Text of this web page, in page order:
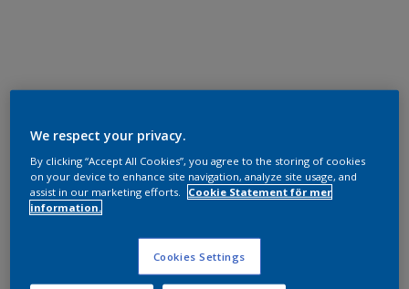
We respect your privacy.
By clicking “Accept All Cookies”, you agree to the storing of cookies
on your device to enhance site navigation, analyze site usage, and
assist in our marketing efforts.
Cookie Statement för mer
information.
Cookies Settings